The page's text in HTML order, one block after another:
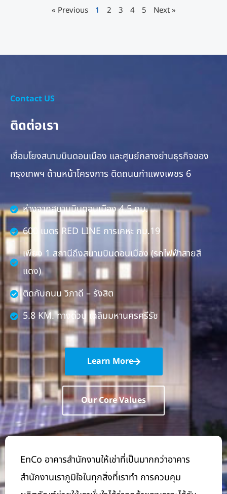
« Previous 1 2 3 4 5 Next »
Contact US
ติดต่อเรา
เชื่อมโยงสนามบินดอนเมือง และศูนย์กลางย่านธุรกิจของ
กรุงเทพฯ ด้านหน้าโครงการ ติดถนนกำแพงเพชร 6
ห่างจากสนามบินดอนเมือง 4.5 กม.
600 เมตร RED LINE การเคหะ กม.19
เพียง 1 สถานีถึงสนามบินดอนเมือง (รถไฟฟ้าสายสี
แดง)
ติดกับถนน วิภาดี – รังสิต
5.8 KM. ทางด่วน เฉลิมมหานครศรีรัช
Learn More
Our Core Values
EnCo อาคารสำนักงานให้เช่าที่เป็นมากกว่าอาคาร
สำนักงานเราภูมิใจในทุกสิ่งที่เราทำ การควบคุม